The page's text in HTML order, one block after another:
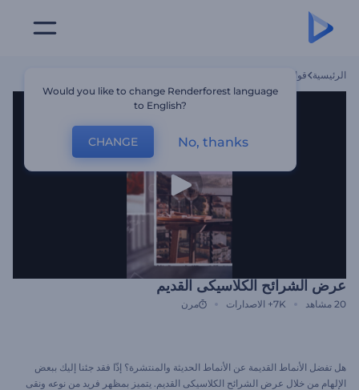
الرئيسية قوالب
عرض الشرائح الكلاسيكى القديم
20 مشاهد 7K+ الاصدارات مرن
هل تفضل الأنماط القديمة عن الأنماط الحديثة والمنتشرة؟ إذّا فقد جئنا إليك ببعض
الإلهام من خلال عرض الشرائح الكلاسيكى القديم. يتميز بمظهر فريد من نوعه ونقى
Would you like to change Renderforest language
to English?
CHANGE No, thanks